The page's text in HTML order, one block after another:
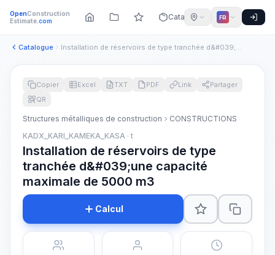
OpenConstruction
Estimate.com Catalogue FR
Catalogue Installation de réservoirs de type tranchée d&#039;une capac...
Copier Excel TXT PDF Link
Partager
QR
Structures métalliques de construction
CONSTRUCTIONS
KADX_KARI_KAMEKA_KASA · t
Installation de réservoirs de type
tranchée d&#039;une capacité
maximale de 5000 m3
Calcul